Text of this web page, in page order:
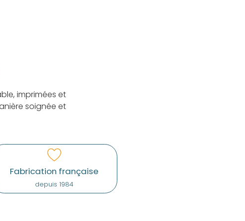
imprimées et
soignée et
Fabrication française
depuis 1984